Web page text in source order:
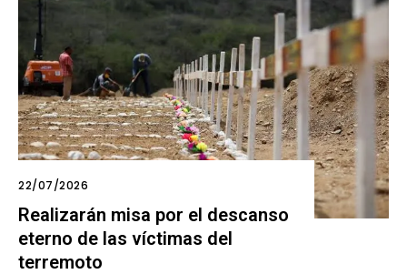
22/07/2026
Realizarán misa por el descanso
eterno de las víctimas del
terremoto